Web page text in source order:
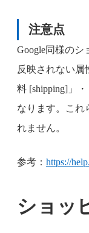
注意点
Google同様のシ
反映されない属
料 [shipping]」
なります。これ
れません。
参考： https://
ショッ